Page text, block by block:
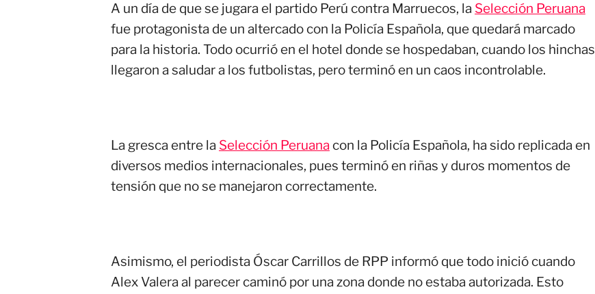
A un día de que se jugara el partido Perú contra Marruecos, la Selección Peruana
fue protagonista de un altercado con la Policía Española, que quedará marcado
para la historia. Todo ocurrió en el hotel donde se hospedaban, cuando los hinchas
llegaron a saludar a los futbolistas, pero terminó en un caos incontrolable.
La gresca entre la Selección Peruana con la Policía Española, ha sido replicada en
diversos medios internacionales, pues terminó en riñas y duros momentos de
tensión que no se manejaron correctamente.
Asimismo, el periodista Óscar Carrillos de RPP informó que todo inició cuando
Alex Valera al parecer caminó por una zona donde no estaba autorizada. Esto